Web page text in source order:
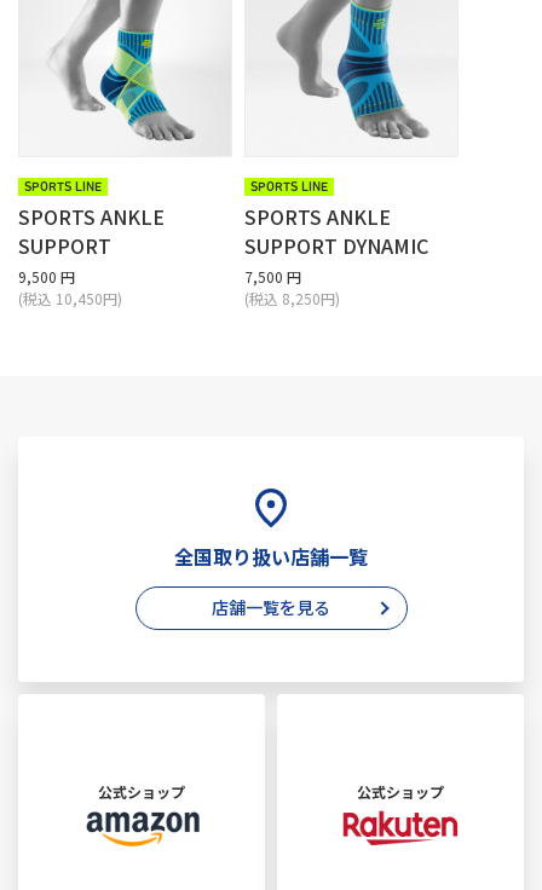
SPORTS LINE
SPORTS ANKLE
SUPPORT
9,500 円
(税込 10,450円)
SPORTS LINE
SPORTS ANKLE
SUPPORT DYNAMIC
7,500 円
(税込 8,250円)
全国取り扱い店舗一覧
店舗一覧を見る
公式ショップ 公式ショップ